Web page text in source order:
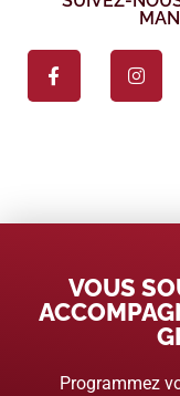
VOUS
Programmez